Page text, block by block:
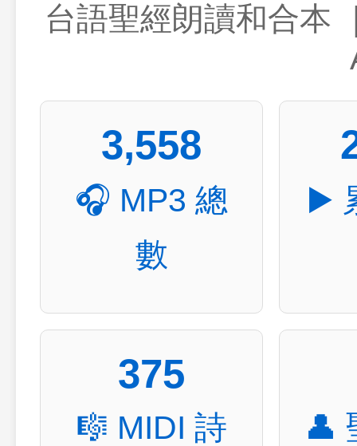
台語聖經朗讀和合本
3,558
🎧 MP3 總
數
▶️
375
🎼 MIDI 詩
👤